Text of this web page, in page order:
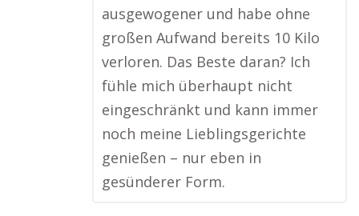
ausgewogener und habe ohne
großen Aufwand bereits 10 Kilo
verloren. Das Beste daran? Ich
fühle mich überhaupt nicht
eingeschränkt und kann immer
noch meine Lieblingsgerichte
genießen – nur eben in
gesünderer Form.